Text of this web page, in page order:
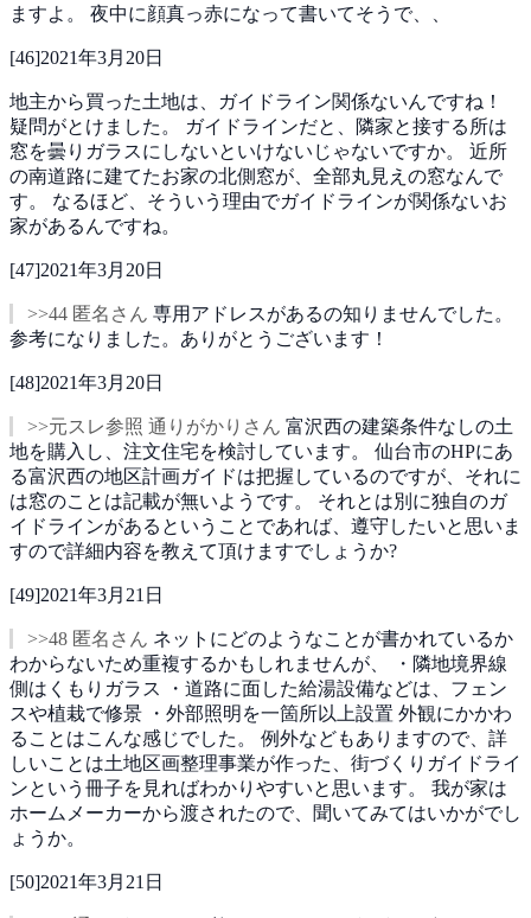
ますよ。 夜中に顔真っ赤になって書いてそうで、、
[46]2021年3月20日
地主から買った土地は、ガイドライン関係ないんですね！
疑問がとけました。
ガイドラインだと、隣家と接する所は
窓を曇りガラスにしないといけないじゃないですか。 近所
の南道路に建てたお家の北側窓が、全部丸見えの窓なんで
す。 なるほど、そういう理由でガイドラインが関係ないお
家があるんですね。
[47]2021年3月20日
>>44 匿名さん 専用アドレスがあるの知りませんでした。
参考になりました。ありがとうございます！
[48]2021年3月20日
>>元スレ参照 通りがかりさん 富沢西の建築条件なしの土
地を購入し、注文住宅を検討しています。 仙台市のHPにあ
る富沢西の地区計画ガイドは把握しているのですが、それに
は窓のことは記載が無いようです。 それとは別に独自のガ
イドラインがあるということであれば、遵守したいと思いま
すので詳細内容を教えて頂けますでしょうか?
[49]2021年3月21日
>>48 匿名さん ネットにどのようなことが書かれているか
わからないため重複するかもしれませんが、
・隣地境界線
側はくもりガラス
・道路に面した給湯設備などは、フェン
スや植栽で修景
・外部照明を一箇所以上設置 外観にかかわ
ることはこんな感じでした。 例外などもありますので、詳
しいことは土地区画整理事業が作った、街づくりガイドライ
ンという冊子を見ればわかりやすいと思います。 我が家は
ホームメーカーから渡されたので、聞いてみてはいかがでし
ょうか。
[50]2021年3月21日